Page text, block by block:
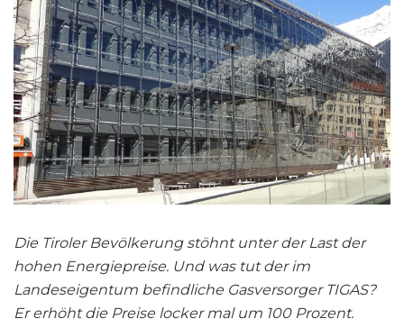
Die Tiroler Bevölkerung stöhnt unter der Last der
hohen Energiepreise. Und was tut der im
Landeseigentum befindliche Gasversorger TIGAS?
Er erhöht die Preise locker mal um 100 Prozent.